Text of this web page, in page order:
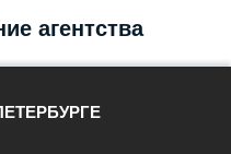
агентства